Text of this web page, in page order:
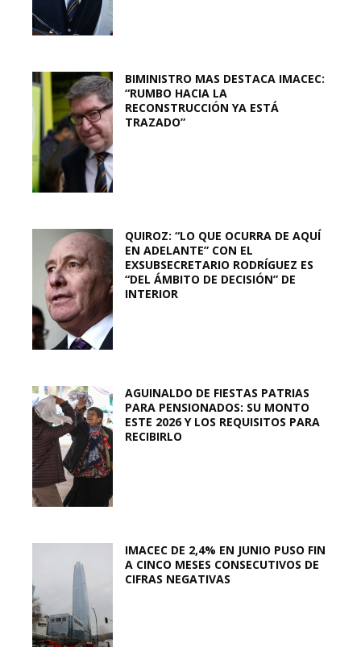
BIMINISTRO MAS DESTACA IMACEC:
“RUMBO HACIA LA
RECONSTRUCCIÓN YA ESTÁ
TRAZADO”
QUIROZ: “LO QUE OCURRA DE AQUÍ
EN ADELANTE” CON EL
EXSUBSECRETARIO RODRÍGUEZ ES
“DEL ÁMBITO DE DECISIÓN” DE
INTERIOR
AGUINALDO DE FIESTAS PATRIAS
PARA PENSIONADOS: SU MONTO
ESTE 2026 Y LOS REQUISITOS PARA
RECIBIRLO
IMACEC DE 2,4% EN JUNIO PUSO FIN
A CINCO MESES CONSECUTIVOS DE
CIFRAS NEGATIVAS